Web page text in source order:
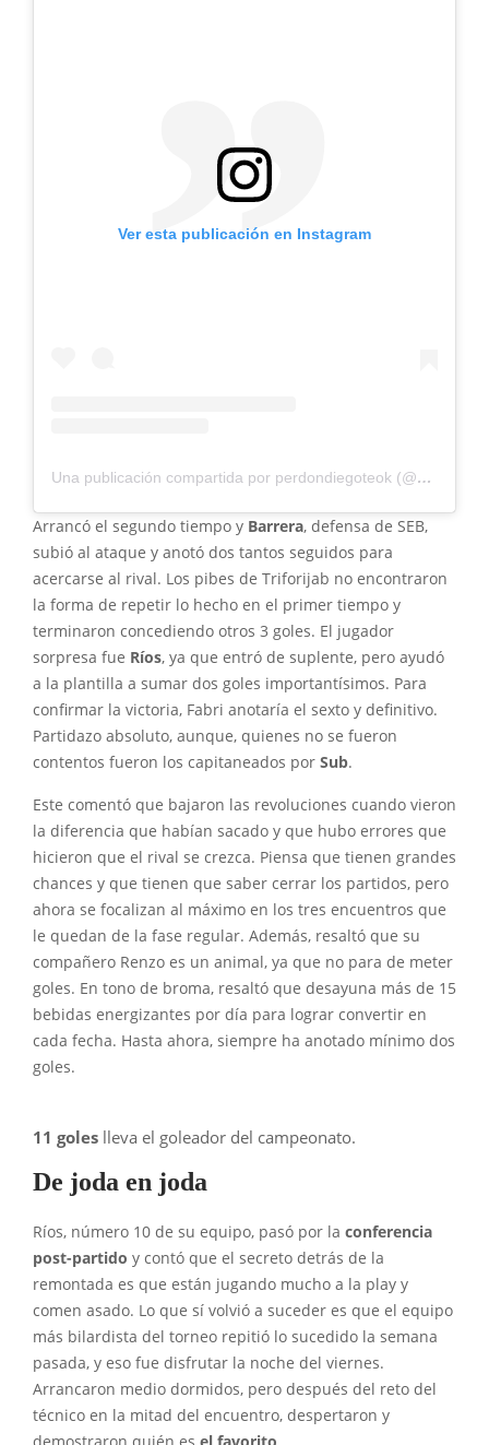
Ver esta publicación en Instagram
Una publicación compartida por perdondiegoteok (@perdondiegoteok)
Arrancó el segundo tiempo y Barrera, defensa de SEB,
subió al ataque y anotó dos tantos seguidos para
acercarse al rival. Los pibes de Triforijab no encontraron
la forma de repetir lo hecho en el primer tiempo y
terminaron concediendo otros 3 goles. El jugador
sorpresa fue Ríos, ya que entró de suplente, pero ayudó
a la plantilla a sumar dos goles importantísimos. Para
confirmar la victoria, Fabri anotaría el sexto y definitivo.
Partidazo absoluto, aunque, quienes no se fueron
contentos fueron los capitaneados por Sub.
Este comentó que bajaron las revoluciones cuando vieron
la diferencia que habían sacado y que hubo errores que
hicieron que el rival se crezca. Piensa que tienen grandes
chances y que tienen que saber cerrar los partidos, pero
ahora se focalizan al máximo en los tres encuentros que
le quedan de la fase regular. Además, resaltó que su
compañero Renzo es un animal, ya que no para de meter
goles. En tono de broma, resaltó que desayuna más de 15
bebidas energizantes por día para lograr convertir en
cada fecha. Hasta ahora, siempre ha anotado mínimo dos
goles.
11 goles lleva el goleador del campeonato.
De joda en joda
Ríos, número 10 de su equipo, pasó por la conferencia
post-partido y contó que el secreto detrás de la
remontada es que están jugando mucho a la play y
comen asado. Lo que sí volvió a suceder es que el equipo
más bilardista del torneo repitió lo sucedido la semana
pasada, y eso fue disfrutar la noche del viernes.
Arrancaron medio dormidos, pero después del reto del
técnico en la mitad del encuentro, despertaron y